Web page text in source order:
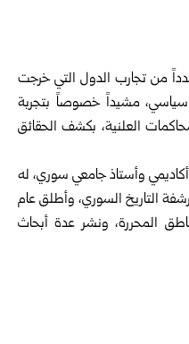
من تجارب الدول التي خرجت
مشيداً خصوصاً بتجربة
العلنية، بكشف الحقائق
أكاديمي وأستاذ جامعي سوري، له
التاريخ السوري، وأطلق عام
المحررة، ونشر عدة أبحاث